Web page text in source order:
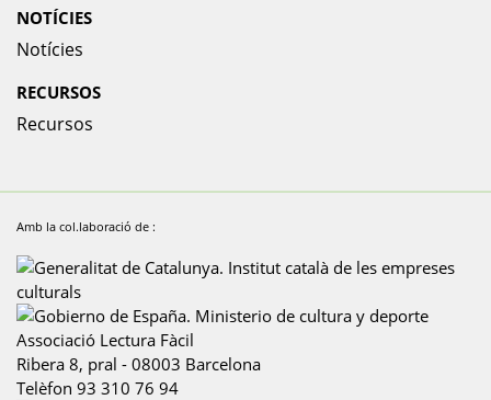
NOTÍCIES
Notícies
RECURSOS
Recursos
Amb la col.laboració de :
Associació Lectura Fàcil
Ribera 8, pral - 08003 Barcelona
Telèfon 93 310 76 94